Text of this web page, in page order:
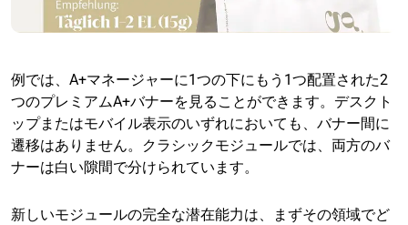
例では、A+マネージャーに1つの下にもう1つ配置された2
つのプレミアムA+バナーを見ることができます。デスクト
ップまたはモバイル表示のいずれにおいても、バナー間に
遷移はありません。クラシックモジュールでは、両方のバ
ナーは白い隙間で分けられています。
新しいモジュールの完全な潜在能力は、まずその領域でど